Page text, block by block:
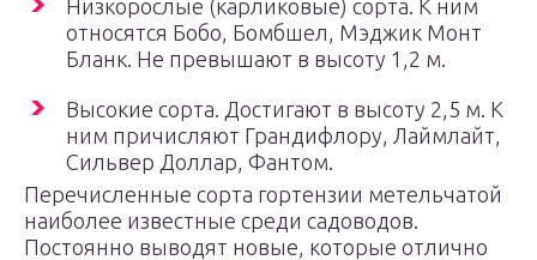
Низкорослые (карликовые) сорта. К ним
относятся Бобо, Бомбшел, Мэджик Монт
Бланк. Не превышают в высоту 1,2 м.
Высокие сорта. Достигают в высоту 2,5 м. К
ним причисляют Грандифлору, Лаймлайт,
Сильвер Доллар, Фантом.
Перечисленные сорта гортензии метельчатой
наиболее известные среди садоводов.
Постоянно выводят новые, которые отлично